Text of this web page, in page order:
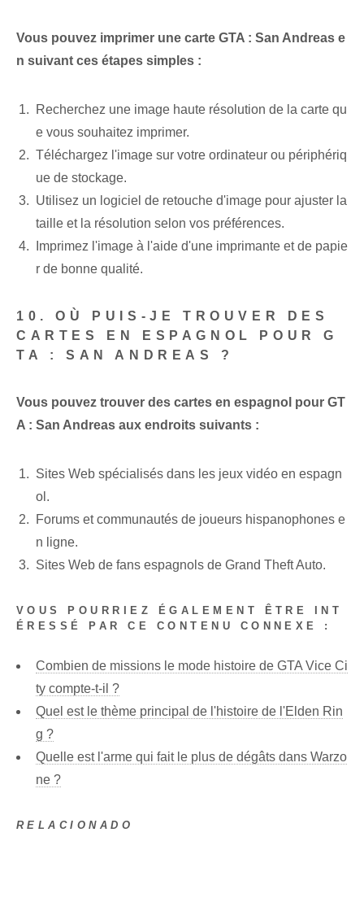
Vous pouvez imprimer une carte GTA : San Andreas e
n suivant ces étapes simples :
Recherchez une image haute résolution de la carte qu
e vous souhaitez imprimer.
Téléchargez l'image sur votre ordinateur ou périphériq
ue de stockage.
Utilisez un logiciel de retouche d'image pour ajuster la
taille et la résolution selon vos préférences.
Imprimez l'image à l'aide d'une imprimante et de papie
r de bonne qualité.
10. OÙ PUIS-JE TROUVER DES
CARTES EN ESPAGNOL POUR G
TA : SAN ANDREAS ?
Vous pouvez trouver des cartes en espagnol pour GT
A : San Andreas‌ aux endroits suivants :
Sites Web spécialisés dans les jeux vidéo en espagn
ol.
Forums et communautés de joueurs hispanophones e
n ligne.
Sites Web de fans espagnols de Grand⁣ Theft Auto.
VOUS POURRIEZ ÉGALEMENT ÊTRE INT
ÉRESSÉ PAR CE CONTENU CONNEXE :
Combien de missions le mode histoire de GTA Vice Ci
ty compte-t-il ?
Quel est le thème principal de l'histoire de l'Elden Rin
g ?
Quelle est l'arme qui fait le plus de dégâts dans Warzo
ne ?
RELACIONADO